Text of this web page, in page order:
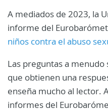
A mediados de 2023, la
informe del
niños contra el abuso
Las preguntas a
que obtienen una
enseña mucho al lector.
informes del